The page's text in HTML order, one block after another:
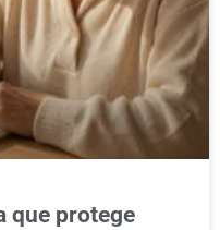
que protege